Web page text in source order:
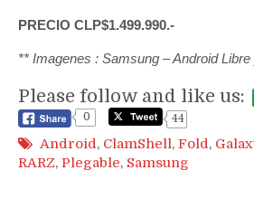
PRECIO CLP$1.499.990.-
** Imagenes : Samsung – Android Libre
Please follow and like us:
0
44
Android, ClamShell, Fold,
RARZ, Plegable, Samsung